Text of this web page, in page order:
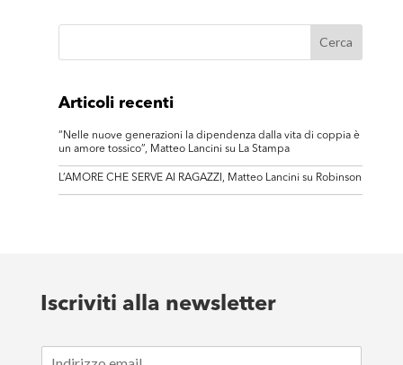
Articoli recenti
“Nelle nuove generazioni la dipendenza dalla vita di coppia è
un amore tossico”, Matteo Lancini su La Stampa
L’AMORE CHE SERVE AI RAGAZZI, Matteo Lancini su Robinson
Iscriviti alla newsletter